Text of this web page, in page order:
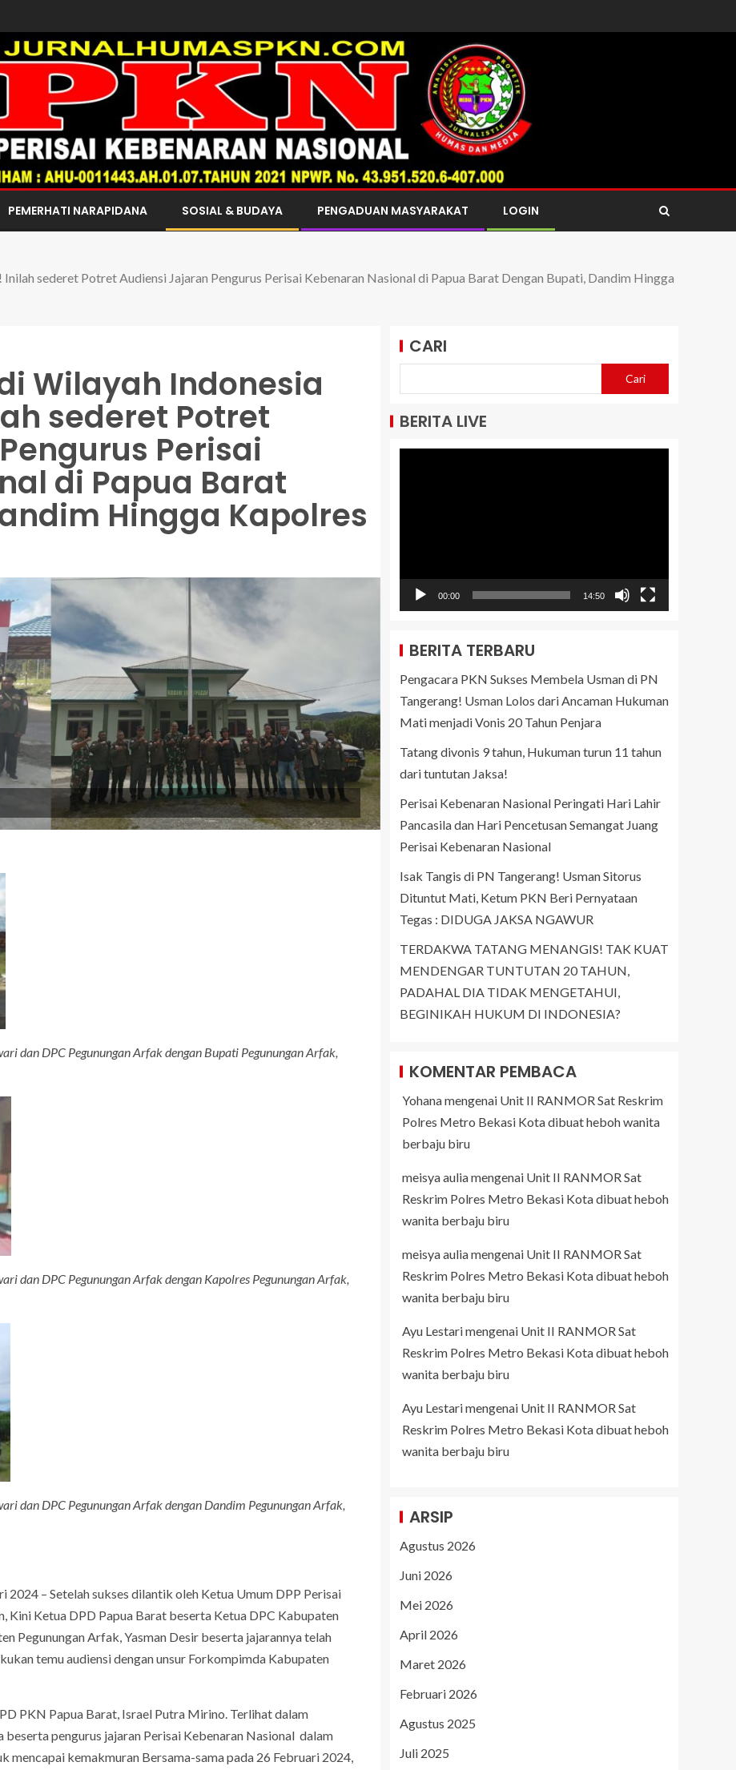
PEMERHATI NARAPIDANA SOSIAL & BUDAYA PENGADUAN MASYARAKAT LOGIN
sederet Potret Audiensi Jajaran Pengurus Perisai Kebenaran Nasional di Papua Barat Dengan Bupati, Dandim Hingga
Wilayah Indonesia
sederet Potret
Perisai
di Papua Barat
Hingga Kapolres
dan DPC Pegunungan Arfak dengan Bupati Pegunungan Arfak,
dan DPC Pegunungan Arfak dengan Kapolres Pegunungan Arfak,
dan DPC Pegunungan Arfak dengan Dandim Pegunungan Arfak,
– Setelah sukses dilantik oleh Ketua Umum DPP Perisai
Kini Ketua DPD Papua Barat beserta Ketua DPC Kabupaten
Pegunungan Arfak, Yasman Desir beserta jajarannya telah
temu audiensi dengan unsur Forkompimda Kabupaten
PKN Papua Barat, Israel Putra Mirino. Terlihat dalam
pengurus jajaran Perisai Kebenaran Nasional dalam
mencapai kemakmuran Bersama-sama pada 26 Februari 2024,
CARI
Cari
BERITA LIVE
00:00 14:50
BERITA TERBARU
Pengacara PKN Sukses Membela Usman di PN
Tangerang! Usman Lolos dari Ancaman Hukuman
Mati menjadi Vonis 20 Tahun Penjara
Tatang divonis 9 tahun, Hukuman turun 11 tahun
dari tuntutan Jaksa!
Perisai Kebenaran Nasional Peringati Hari Lahir
Pancasila dan Hari Pencetusan Semangat Juang
Perisai Kebenaran Nasional
Isak Tangis di PN Tangerang! Usman Sitorus
Dituntut Mati, Ketum PKN Beri Pernyataan
Tegas : DIDUGA JAKSA NGAWUR
TERDAKWA TATANG MENANGIS! TAK KUAT
MENDENGAR TUNTUTAN 20 TAHUN,
PADAHAL DIA TIDAK MENGETAHUI,
BEGINIKAH HUKUM DI INDONESIA?
KOMENTAR PEMBACA
Yohanamengenai Unit II RANMOR Sat Reskrim
Polres Metro Bekasi Kota dibuat heboh wanita
berbaju biru
meisya auliamengenai Unit II RANMOR Sat
Reskrim Polres Metro Bekasi Kota dibuat heboh
wanita berbaju biru
meisya auliamengenai Unit II RANMOR Sat
Reskrim Polres Metro Bekasi Kota dibuat heboh
wanita berbaju biru
Ayu Lestarimengenai Unit II RANMOR Sat
Reskrim Polres Metro Bekasi Kota dibuat heboh
wanita berbaju biru
Ayu Lestarimengenai Unit II RANMOR Sat
Reskrim Polres Metro Bekasi Kota dibuat heboh
wanita berbaju biru
ARSIP
Agustus 2026
Juni 2026
Mei 2026
April 2026
Maret 2026
Februari 2026
Agustus 2025
Juli 2025